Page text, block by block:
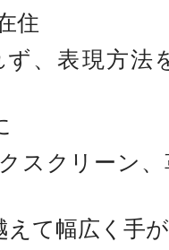
住
、表現方法
スクリーン
えて幅広く手